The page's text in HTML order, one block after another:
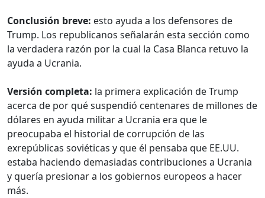
Conclusión breve: esto ayuda a los defensores de
Trump. Los republicanos señalarán esta sección como
la verdadera razón por la cual la Casa Blanca retuvo la
ayuda a Ucrania.
Versión completa: la primera explicación de Trump
acerca de por qué suspendió centenares de millones de
dólares en ayuda militar a Ucrania era que le
preocupaba el historial de corrupción de las
exrepúblicas soviéticas y que él pensaba que EE.UU.
estaba haciendo demasiadas contribuciones a Ucrania
y quería presionar a los gobiernos europeos a hacer
más.